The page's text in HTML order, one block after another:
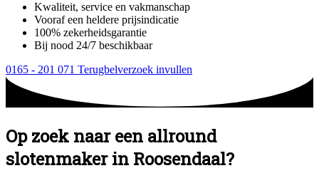
Kwaliteit, service en vakmanschap
Vooraf een heldere prijsindicatie
100% zekerheidsgarantie
Bij nood 24/7 beschikbaar
0165 - 201 071 Terugbelverzoek invullen
Op zoek naar een allround
slotenmaker in Roosendaal?